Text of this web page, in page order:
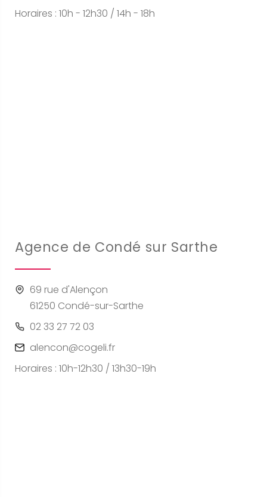
Horaires : 10h - 12h30 / 14h - 18h
Agence de Condé sur Sarthe
69 rue d'Alençon
61250 Condé-sur-Sarthe
02 33 27 72 03
alencon@cogeli.fr
Horaires : 10h-12h30 / 13h30-19h